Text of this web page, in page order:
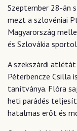
Szeptember 28-án
mezt a szlovéniai
Magyarország
és Szlovákia
A szekszárdi
Péterbencze
tanítványa. Flóra
heti parádés
hatalmas erőt és